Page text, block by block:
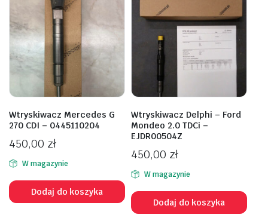
Wtryskiwacz Mercedes G
270 CDI – 0445110204
450,00 zł
W magazynie
Dodaj do koszyka
Wtryskiwacz Delphi – Ford
Mondeo 2.0 TDCi –
EJDR00504Z
450,00 zł
W magazynie
Dodaj do koszyka